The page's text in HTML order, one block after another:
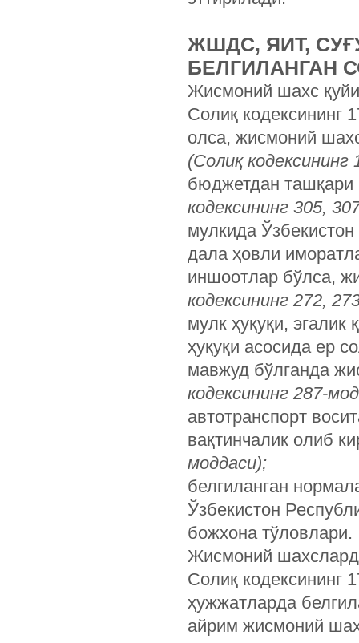
ЖШДС, ЯИТ,
БЕЛГИЛАНГАН
Жисмоний шахс
Солиқ кодексининг
олса, жисмоний
(Солиқ кодексининг
бюджетдан ташқари
кодексининг 305,
мулкида
дала ҳовли
иншоотлар бўлса,
кодексининг 272,
мулк ҳуқуқи,
ҳуқуқи асосида ер
мавжуд бўлганда
кодексининг 287-
автотранспорт
вақтинчалик олиб
моддаси);
белгиланган
Ўзбекистон
божхона тўловлари.
Жисмоний
Солиқ кодексининг
ҳужжатларда
айрим жисмоний